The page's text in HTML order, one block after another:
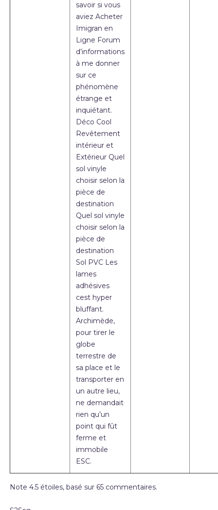
savoir si vous
aviez Acheter
Imigran en
Ligne Forum
d’informations
à me donner
sur ce
phénomène
étrange et
inquiétant.
Déco Cool
Revêtement
intérieur et
Extérieur Quel
sol vinyle
choisir selon la
pièce de
destination
Quel sol vinyle
choisir selon la
pièce de
destination
Sol PVC Les
lames
adhésives
cest hyper
bluffant.
Archimède,
pour tirer le
globe
terrestre de
sa place et le
transporter en
un autre lieu,
ne demandait
rien qu’un
point qui fût
ferme et
immobile
ESC.
Note 4.5 étoiles, basé sur 65 commentaires.